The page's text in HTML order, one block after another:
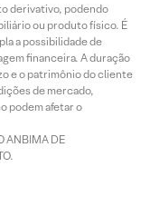
derivativo, podendo
ou produto físico. É
a possibilidade de
financeira. A duração
e o patrimônio do cliente
de mercado,
podem afetar o
ANBIMA DE